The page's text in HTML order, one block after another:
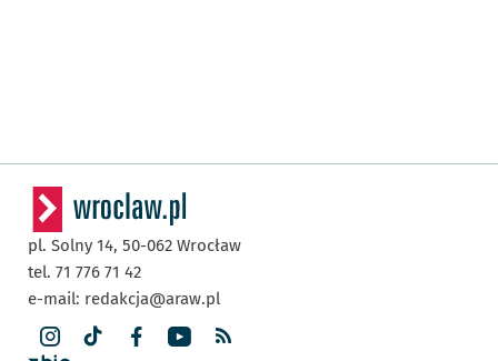
pl. Solny 14, 50-062 Wrocław
tel. 71 776 71 42
e-mail: redakcja@araw.pl